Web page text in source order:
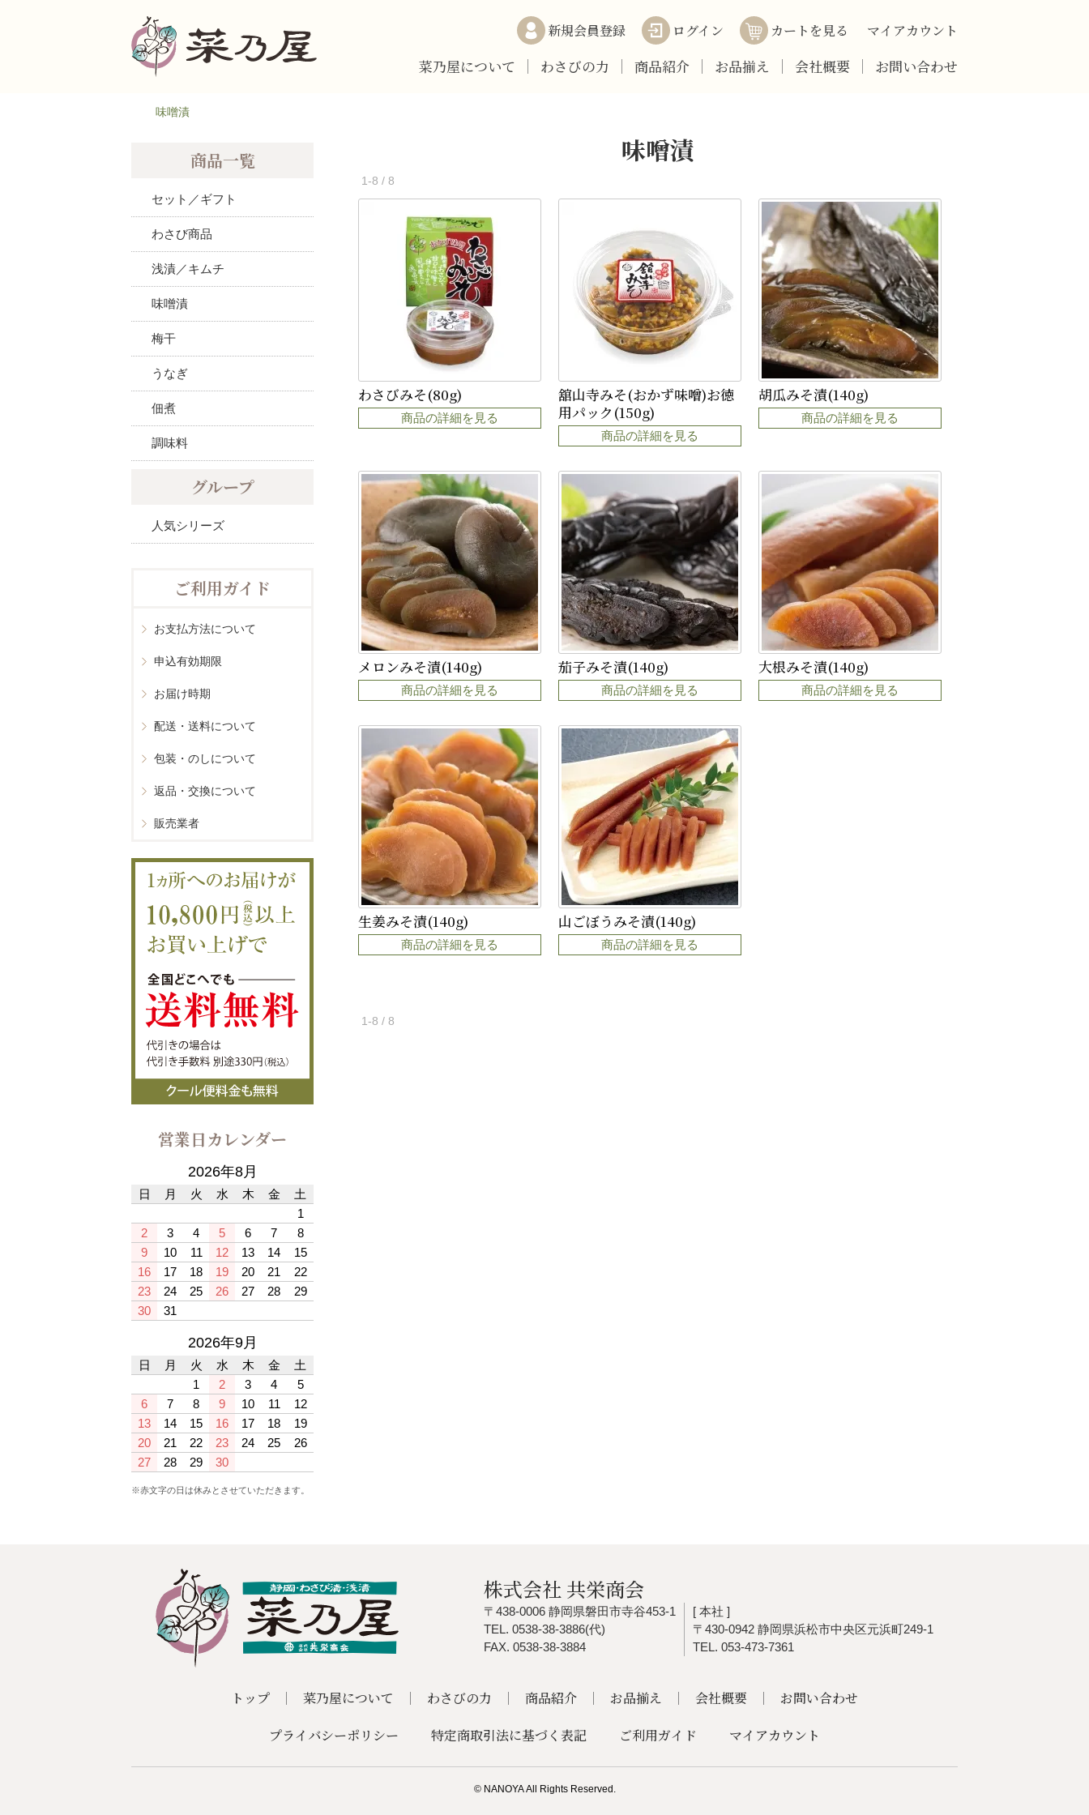
新規会員登録 ログイン カートを見る マイアカウント
菜乃屋について わさびの力 商品紹介 お品揃え 会社概要 お問い合わせ
味噌漬
味噌漬
1-8 / 8
わさびみそ(80g)
商品の詳細を見る
舘山寺みそ(おかず味噌)お徳
用パック(150g)
商品の詳細を見る
胡瓜みそ漬(140g)
商品の詳細を見る
メロンみそ漬(140g)
商品の詳細を見る
茄子みそ漬(140g)
商品の詳細を見る
大根みそ漬(140g)
商品の詳細を見る
生姜みそ漬(140g)
商品の詳細を見る
山ごぼうみそ漬(140g)
商品の詳細を見る
1-8 / 8
商品一覧
セット／ギフト
わさび商品
浅漬／キムチ
味噌漬
梅干
うなぎ
佃煮
調味料
グループ
人気シリーズ
ご利用ガイド
お支払方法について
申込有効期限
お届け時期
配送・送料について
包装・のしについて
返品・交換について
販売業者
営業日カレンダー
2026年8月
日 月 火 水 木 金
土
1
2
3 4 5 6 7
8
9
10 11 12 13 14
15
16
17 18 19 20 21
22
23
24 25 26 27 28
29
30
31
2026年9月
日 月 火 水 木 金
土
1
2 3 4
5
6
7 8 9 10 11
12
13
14 15 16 17 18
19
20
21 22 23 24 25
26
27
28 29 30
※赤文字の日は休みとさせていただきます。
株式会社 共栄商会
〒438-0006 静岡県磐田市寺谷453-1
TEL. 0538-38-3886(代)
FAX. 0538-38-3884
[ 本社 ]
〒430-0942 静岡県浜松市中央区元浜町249-1
TEL. 053-473-7361
トップ 菜乃屋について わさびの力 商品紹介 お品揃え 会社概要
お問い合わせ
プライバシーポリシー
特定商取引法に基づく表記 ご利用ガイド マイアカウント
© NANOYAAll Rights Reserved.